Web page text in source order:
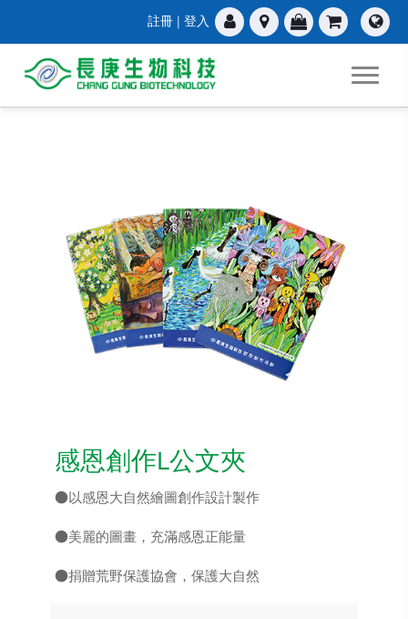
註冊 | 登入
感恩創作L公文夾
●以感恩大自然繪圖創作設計製作
●美麗的圖畫，充滿感恩正能量
●捐贈荒野保護協會，保護大自然